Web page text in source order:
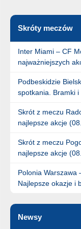
Skróty meczów
Inter Miami – CF
najważniejszych
Podbeskidzie
spotkania. Bramki
Skrót z meczu
najlepsze akcje
Skrót z meczu
najlepsze akcje
Polonia Warszawa
Najlepsze okazje i
Newsy